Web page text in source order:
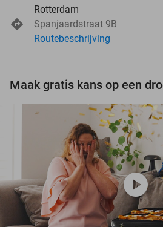
Rotterdam
Spanjaardstraat 9B
Routebeschrijving
play_circle